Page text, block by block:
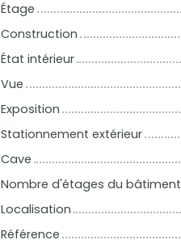
Étage
Construction
État intérieur
Vue
Exposition
Stationnement extérieur
Cave
Nombre d'étages du bâtiment
Localisation
Référence